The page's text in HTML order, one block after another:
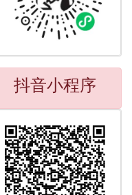
抖音小程序